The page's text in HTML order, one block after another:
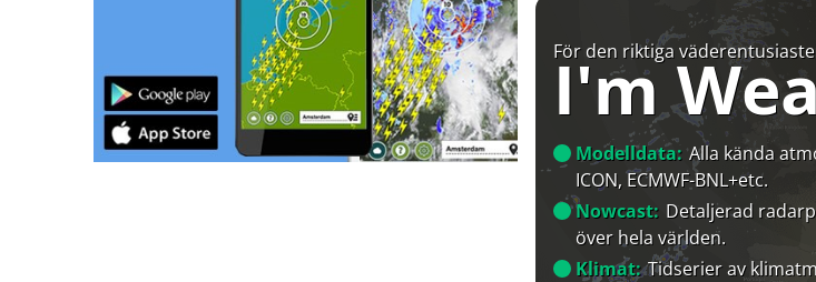
För den riktiga
I'm
Modelldata: Alla kända
ICON, ECMWF-BNL+etc.
Nowcast: Detaljerad
över hela världen.
Klimat: Tidserier av